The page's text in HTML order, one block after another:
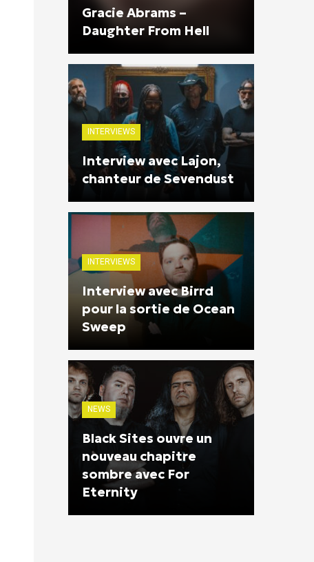
Gracie Abrams –
Daughter From Hell
INTERVIEWS
Interview avec Lajon,
chanteur de Sevendust
INTERVIEWS
Interview avec Birrd
pour la sortie de Ocean
Sweep
NEWS
Black Sites ouvre un
nouveau chapitre
sombre avec For
Eternity